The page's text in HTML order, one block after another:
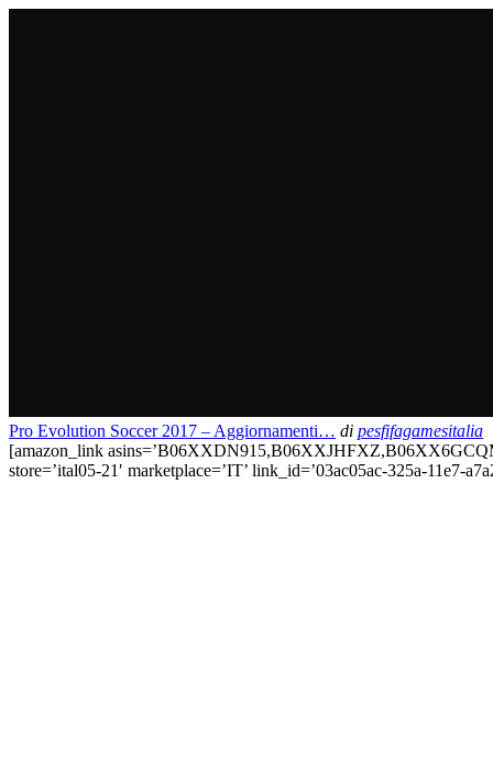
Pro Evolution Soccer 2017 – Aggiornamenti… di pesfifagamesitalia
[amazon_link
store=’ital05-21′ marketplace=’IT’ link_id=’03ac05ac-325a-11e7-